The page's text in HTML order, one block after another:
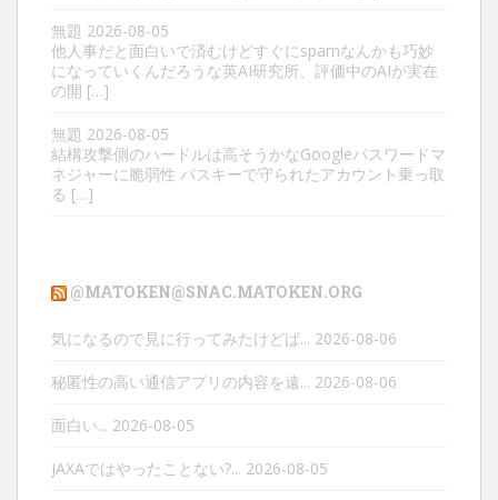
無題 2026-08-05
他人事だと面白いで済むけどすぐにspamなんかも巧妙
になっていくんだろうな英AI研究所、評価中のAIが実在
の開 […]
無題 2026-08-05
結構攻撃側のハードルは高そうかなGoogleパスワードマ
ネジャーに脆弱性 パスキーで守られたアカウント乗っ取
る […]
@MATOKEN@SNAC.MATOKEN.ORG
気になるので見に行ってみたけどぱ... 2026-08-06
秘匿性の高い通信アプリの内容を遠... 2026-08-06
面白い... 2026-08-05
JAXAではやったことない?... 2026-08-05